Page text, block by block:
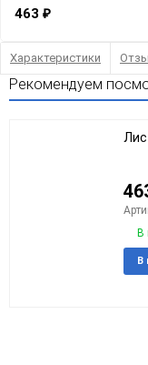
463 ₽
Характеристики
Рекомендуем
В
В